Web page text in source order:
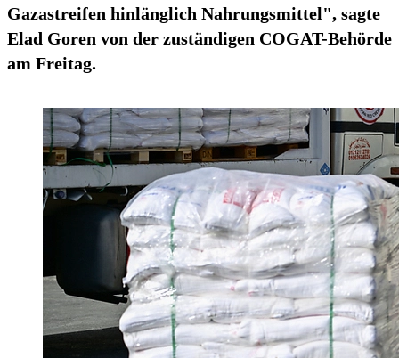
Gazastreifen hinlänglich Nahrungsmittel", sagte
Elad Goren von der zuständigen COGAT-Behörde
am Freitag.